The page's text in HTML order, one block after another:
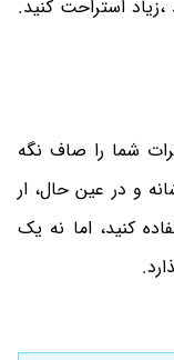
استراحت کنید.
شما را صاف نگه
و در عین حال، ار
کنید، اما نه یک